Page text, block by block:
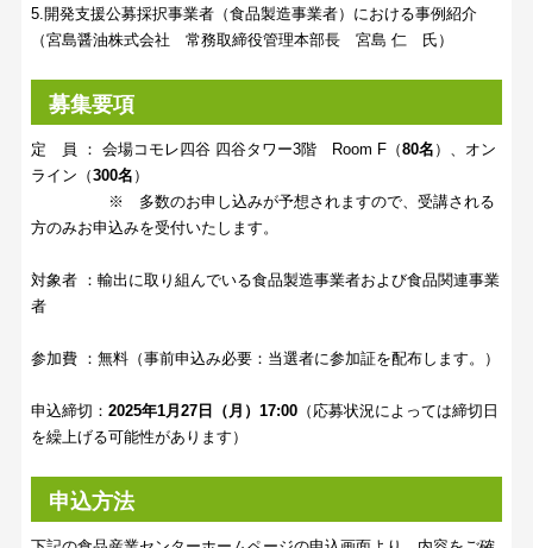
5.開発支援公募採択事業者（食品製造事業者）における事例紹介
（宮島醤油株式会社 常務取締役管理本部長 宮島 仁 氏）
募集要項
定 員 ： 会場コモレ四谷 四谷タワー3階 Room F（80名 ）、オン
ライン（300名 ）
※ 多数のお申し込みが予想されますので、受講される
方のみお申込みを受付いたします。
対象者 ：輸出に取り組んでいる食品製造事業者および食品関連事業
者
参加費 ：無料（事前申込み必要：当選者に参加証を配布します。）
申込締切：2025年1月27日（月）17:00 （応募状況によっては締切日
を繰上げる可能性があります）
申込方法